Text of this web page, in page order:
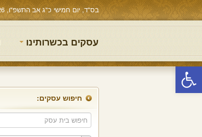
פתח סרגל נגישות
בס"ד, יום חמישי כ"ג אב התשפ"ו, 06.08.2026
עסקים בכשרותינו
חיפוש עסקים: